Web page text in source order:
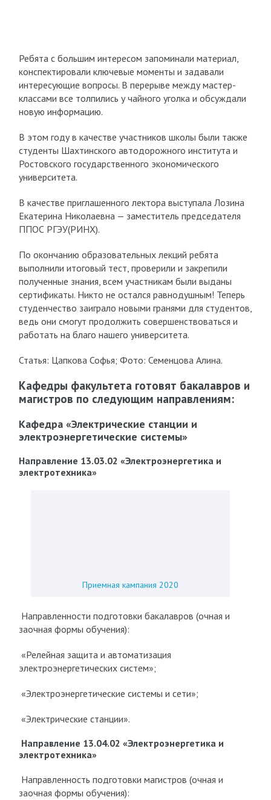
Ребята с большим интересом запоминали материал,
конспектировали ключевые моменты и задавали
интересующие вопросы. В перерыве между мастер-
классами все толпились у чайного уголка и обсуждали
новую информацию.
В этом году в качестве участников школы были также
студенты Шахтинского автодорожного института и
Ростовского государственного экономического
университета.
В качестве приглашенного лектора выступала Лозина
Екатерина Николаевна — заместитель председателя
ППОС РГЭУ(РИНХ).
По окончанию образовательных лекций ребята
выполнили итоговый тест, проверили и закрепили
полученные знания, всем участникам были выданы
сертификаты. Никто не остался равнодушным! Теперь
студенчество заиграло новыми гранями для студентов,
ведь они смогут продолжить совершенствоваться и
работать на благо нашего университета.
Статья: Цапкова Софья; Фото: Семенцова Алина.
Кафедры факультета готовят бакалавров и
магистров по следующим направлениям:
Кафедра «Электрические станции и
электроэнергетические системы»
Направление 13.03.02 «Электроэнергетика и
электротехника»
Приемная кампания 2020
Направленности подготовки бакалавров (очная и
заочная формы обучения):
«Релейная защита и автоматизация
электроэнергетических систем»;
«Электроэнергетические системы и сети»;
«Электрические станции».
Направление 13.04.02 «Электроэнергетика и
электротехника»
Направленность подготовки магистров (очная и
заочная формы обучения):